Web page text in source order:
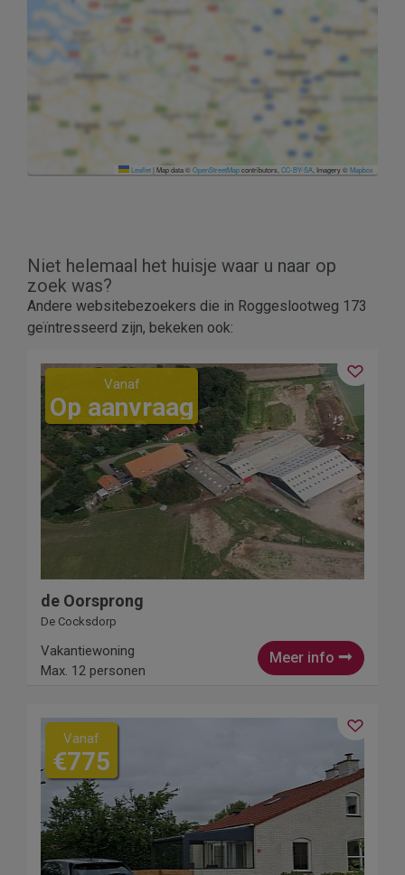
2
3
Leaflet|Map data ©OpenStreetMapcontributors,CC-BY-SA, Imagery ©Mapbox
Niet helemaal het huisje waar u naar op
zoek was?
Andere websitebezoekers die in Roggeslootweg 173
geïntresseerd zijn, bekeken ook:
Vanaf
Op aanvraag
de Oorsprong
De Cocksdorp
Meer info
Vakantiewoning
Max. 12 personen
Vanaf
€775